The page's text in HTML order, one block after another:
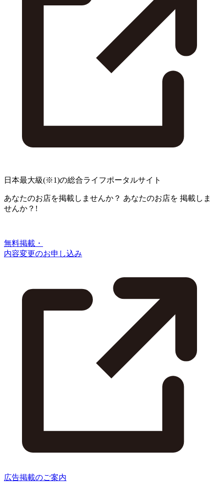
日本最大級(※1)の総合ライフポータルサイト
あなたのお店を掲載しませんか？ あなたのお店を 掲載しま
せんか？!
無料掲載・
内容変更のお申し込み
広告掲載のご案内